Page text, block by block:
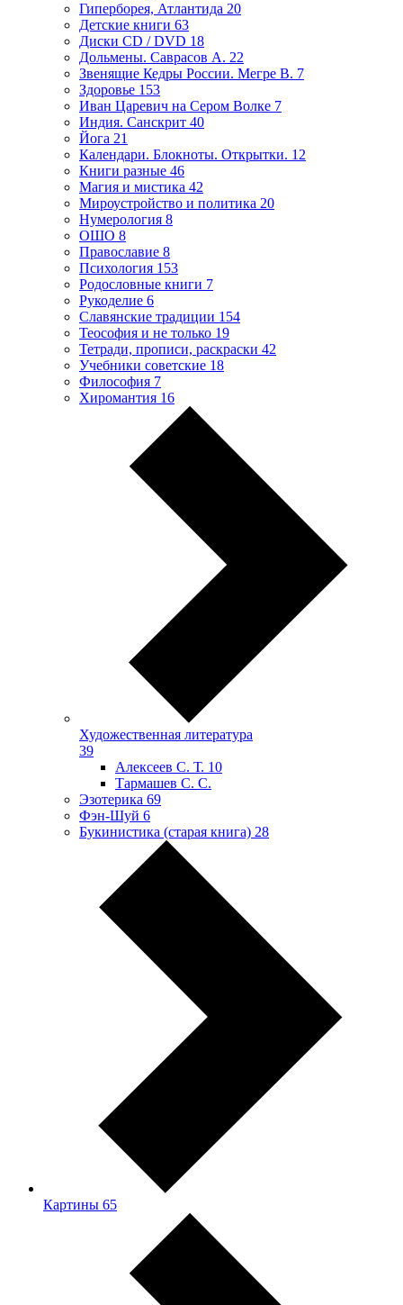
Гиперборея, Атлантида 20
Детские книги 63
Диски CD / DVD 18
Дольмены. Саврасов А. 22
Звенящие Кедры России. Мегре В. 7
Здоровье 153
Иван Царевич на Сером Волке 7
Индия. Санскрит 40
Йога 21
Календари. Блокноты. Открытки. 12
Книги разные 46
Магия и мистика 42
Мироустройство и политика 20
Нумерология 8
ОШО 8
Православие 8
Психология 153
Родословные книги 7
Рукоделие 6
Славянские традиции 154
Теософия и не только 19
Тетради, прописи, раскраски 42
Учебники советские 18
Философия 7
Хиромантия 16
Художественная литература
39
Алексеев С. Т. 10
Тармашев С. С.
Эзотерика 69
Фэн-Шуй 6
Букинистика (старая книга) 28
Картины 65